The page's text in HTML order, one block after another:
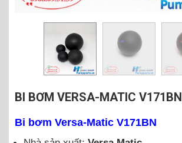
BI BƠM VERSA-MATIC V171BN
Bi bơm Versa-Matic V171BN